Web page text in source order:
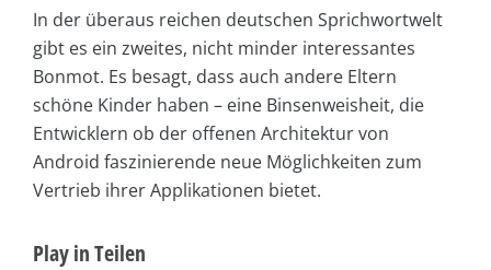
In der überaus reichen deutschen Sprichwortwelt
gibt es ein zweites, nicht minder interessantes
Bonmot. Es besagt, dass auch andere Eltern
schöne Kinder haben – eine Binsenweisheit, die
Entwicklern ob der offenen Architektur von
Android faszinierende neue Möglichkeiten zum
Vertrieb ihrer Applikationen bietet.
Play in Teilen